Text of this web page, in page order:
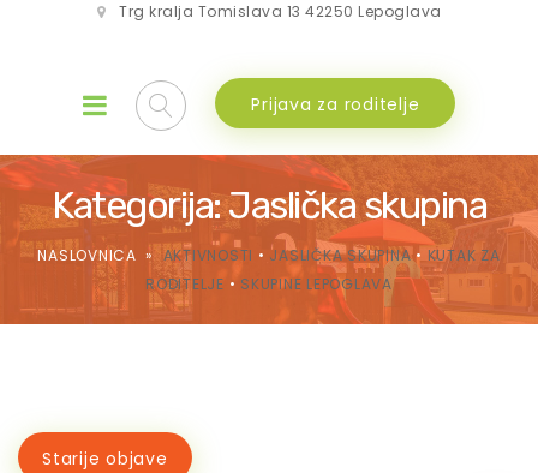
Trg kralja Tomislava 13 42250 Lepoglava
Prijava za roditelje
Kategorija:Jaslička skupina
NASLOVNICA » AKTIVNOSTI • JASLIČKA SKUPINA• KUTAK ZA
RODITELJE • SKUPINE LEPOGLAVA
Starije objave